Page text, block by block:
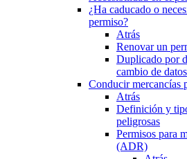
¿Ha caducado o
permiso?
Atrás
Renovar un
Duplicado por
cambio de datos
Conducir mercancías
Atrás
Definición y
peligrosas
Permisos para
(ADR)